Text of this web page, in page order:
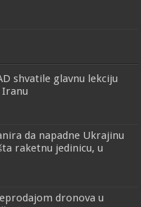
shvatile glavnu lekciju
da napadne Ukrajinu
raketnu jedinicu, u
dronova u